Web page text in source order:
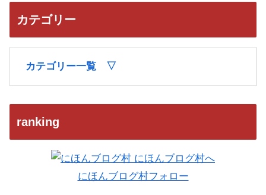
カテゴリー
カテゴリー一覧 ▽
ranking
にほんブログ村フォロー